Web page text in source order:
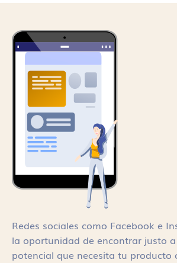
Redes sociales como Facebook e
la oportunidad de encontrar justo
potencial que necesita tu producto